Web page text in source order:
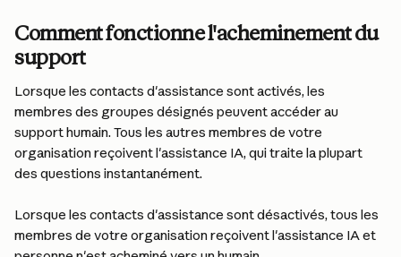
Comment fonctionne l'acheminement du
support
Lorsque les contacts d'assistance sont activés, les
membres des groupes désignés peuvent accéder au
support humain. Tous les autres membres de votre
organisation reçoivent l'assistance IA, qui traite la plupart
des questions instantanément.
Lorsque les contacts d'assistance sont désactivés, tous les
membres de votre organisation reçoivent l'assistance IA et